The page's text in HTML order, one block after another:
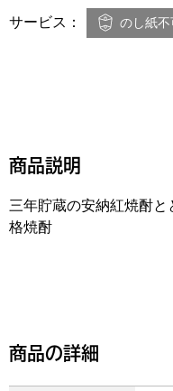
サービス： のし紙不
商品説明
三年貯蔵の安納紅焼酎
格焼酎
商品の詳細